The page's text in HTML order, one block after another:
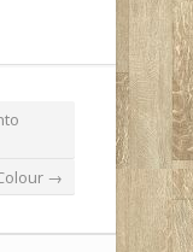
→